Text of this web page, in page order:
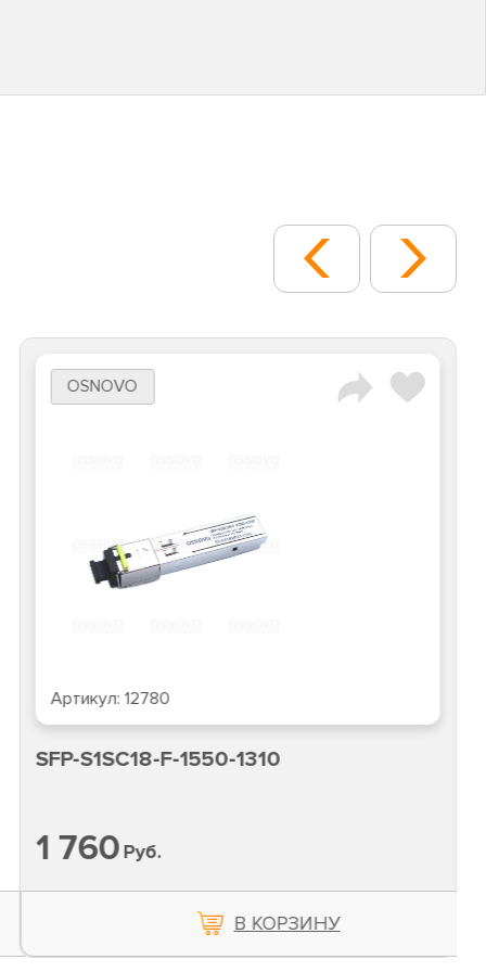
OSNOVO
Артикул: 12780
SFP-S1SC18-F-1550-1310
1 760Руб.
В КОРЗИНУ